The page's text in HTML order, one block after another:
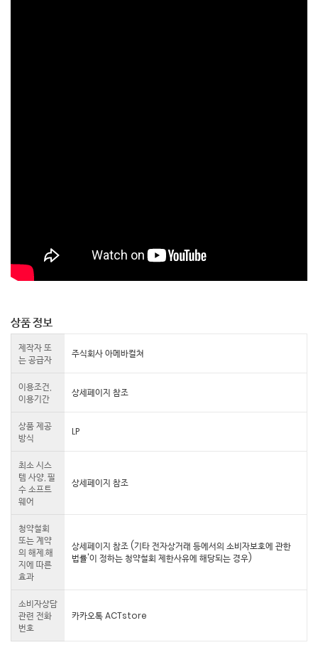
상품 정보
제작자 또
는 공급자
주식회사 아메바컬쳐
이용조건,
이용기간
상세페이지 참조
상품 제공
방식
LP
최소 시스
템 사양, 필
수 소프트
웨어
상세페이지 참조
청약철회
또는 계약
의 해제.해
지에 따른
효과
상세페이지 참조 (기타 전자상거래 등에서의 소비자보호에 관한
법률'이 정하는 청약철회 제한사유에 해당되는 경우)
소비자상담
관련 전화
번호
카카오톡 ACTstore